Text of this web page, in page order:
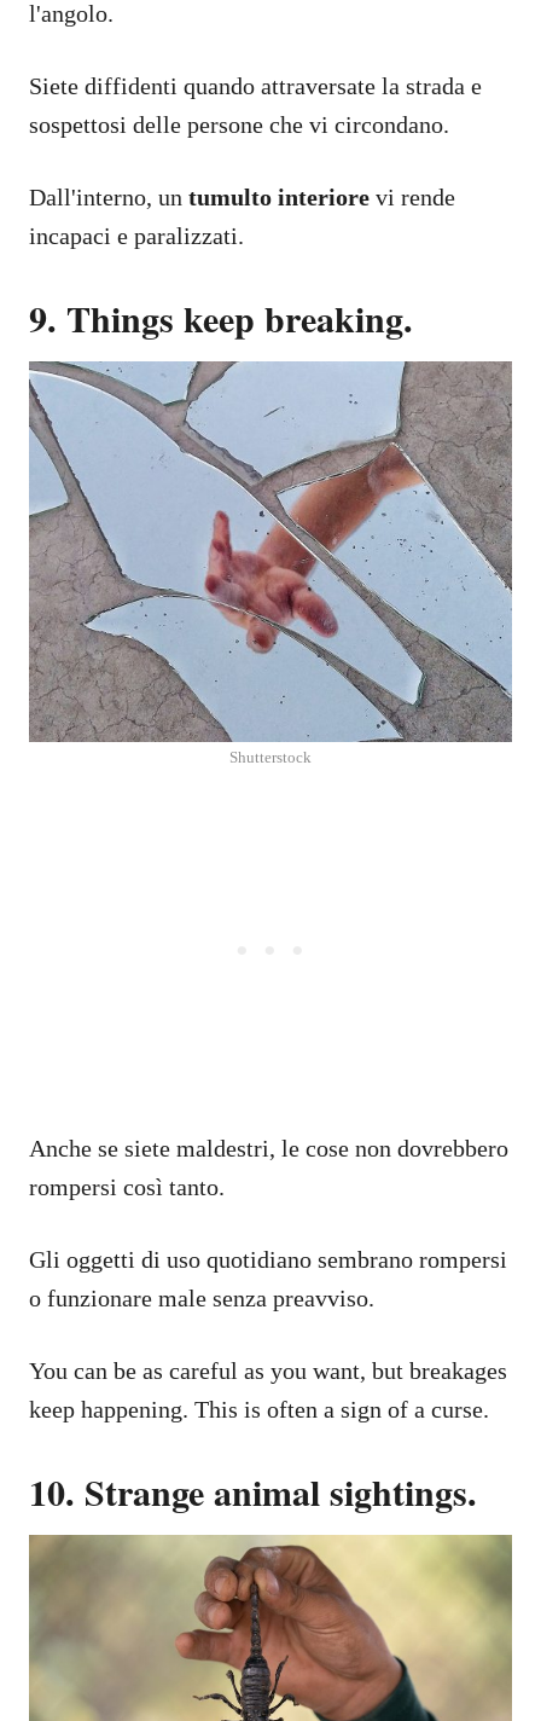
l'angolo.
Siete diffidenti quando attraversate la strada e
sospettosi delle persone che vi circondano.
Dall'interno, un tumulto interiore vi rende
incapaci e paralizzati.
9. Things keep breaking.
Shutterstock
Anche se siete maldestri, le cose non dovrebbero
rompersi così tanto.
Gli oggetti di uso quotidiano sembrano rompersi
o funzionare male senza preavviso.
You can be as careful as you want, but breakages
keep happening. This is often a sign of a curse.
10. Strange animal sightings.